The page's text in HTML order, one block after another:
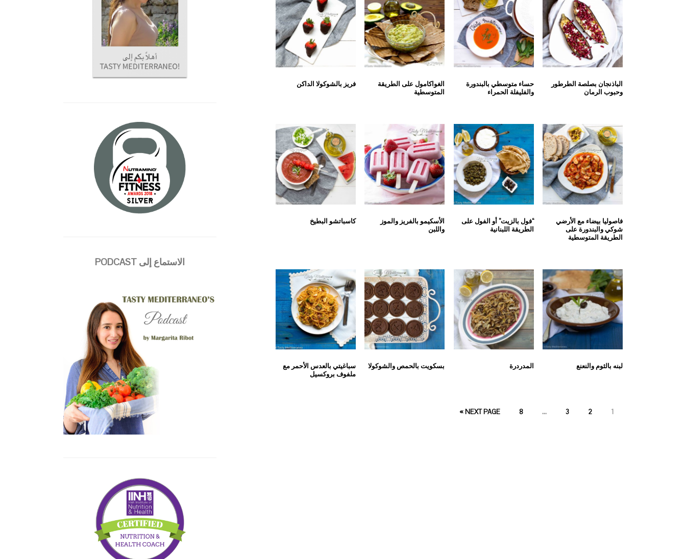
فريز بالشوكولا الداكن
الغواكامول على الطريقة
المتوسطية
حساء متوسطي بالبندورة
والفليفلة الحمراء
الباذنجان بصلصة الطرطور
وحبوب الرمان
كاسباتشو البطيخ
الأسكيمو بالفريز والموز
واللبن
“فول بالزيت” أو الفول على
الطريقة اللبنانية
فاصوليا بيضاء مع الأرضي
شوكي والبندورة على
الطريقة المتوسطية
سباغيتي بالعدس الأحمر مع
ملفوف بروكسيل
بسكويت بالحمص والشوكولا المدردرة لبنه بالثوم والنعنع
PAGE1
PAGE
2
PAGE
3
…
PAGE
8
NEXT PAGE »
الاستماع إلى PODCAST